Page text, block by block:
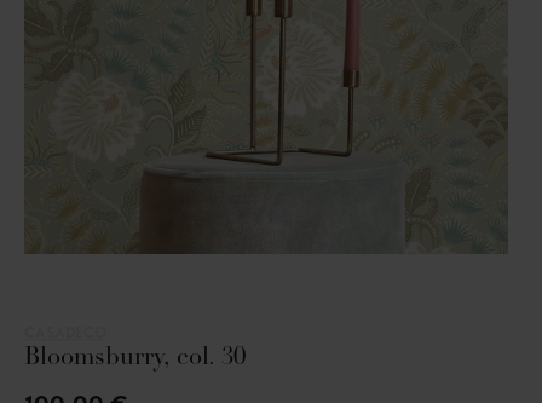
Bloomsburry, col. 30